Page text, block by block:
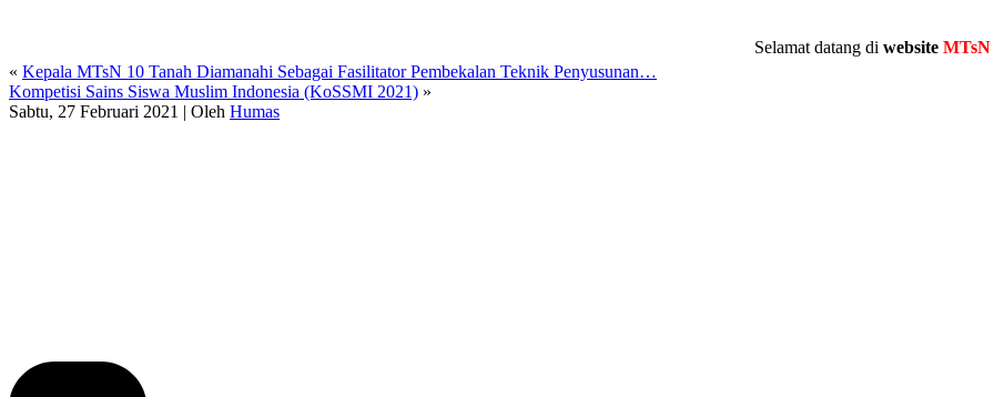
Selamat datang diwebsite MTsN 10
« Kepala MTsN 10 Tanah Diamanahi Sebagai Fasilitator Pembekalan Teknik Penyusunan…
Kompetisi Sains Siswa Muslim Indonesia (KoSSMI 2021) »
Sabtu, 27 Februari 2021 | Oleh Humas